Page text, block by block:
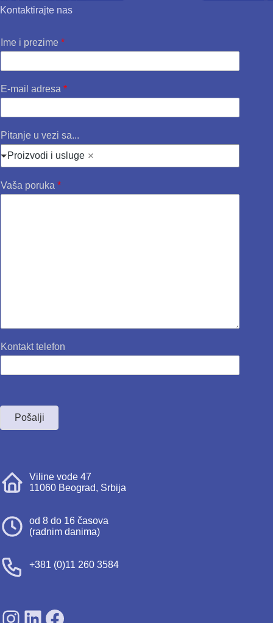
Kontaktirajte nas
Ime i prezime *
E-mail adresa *
Pitanje u vezi sa...
Proizvodi i usluge
Vaša poruka *
Kontakt telefon
Pošalji
Viline vode 47
11060 Beograd, Srbija
od 8 do 16 časova
(radnim danima)
+381 (0)11 260 3584
SDPS on Instagram
SDPS on Lunkedin
SDPS on Facebook